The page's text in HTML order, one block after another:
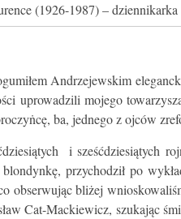
(1926-1987) –
Andrzejewskim
uprowadzili mojego
ba, jednego z ojców
i sześćdziesiątych rojno
przychodził po
obserwując bliżej
Cat-Mackiewicz, szukając